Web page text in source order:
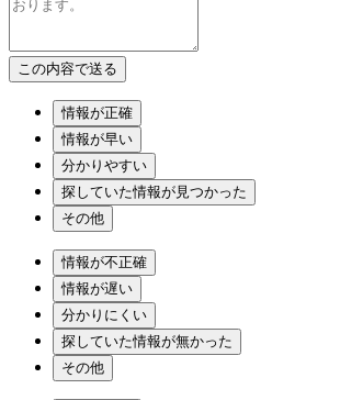
情報が正確
情報が早い
分かりやすい
探していた情報が見つかった
その他
情報が不正確
情報が遅い
分かりにくい
探していた情報が無かった
その他